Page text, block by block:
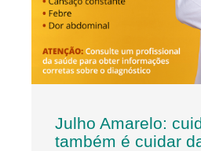
Julho Amarelo:
também é cuidar